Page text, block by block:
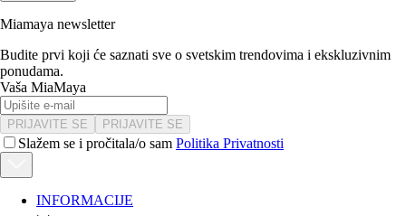
Miamaya newsletter
Budite prvi koji će saznati sve o svetskim trendovima i ekskluzivnim
ponudama.
Vaša MiaMaya
PRIJAVITE SE PRIJAVITE SE
Slažem se i pročitala/o sam Politika Privatnosti
INFORMACIJE